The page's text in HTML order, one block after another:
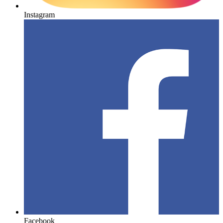
Instagram
Facebook